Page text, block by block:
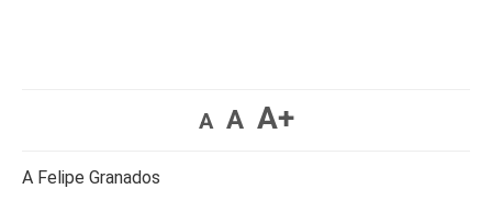
A A A+
A Felipe Granados